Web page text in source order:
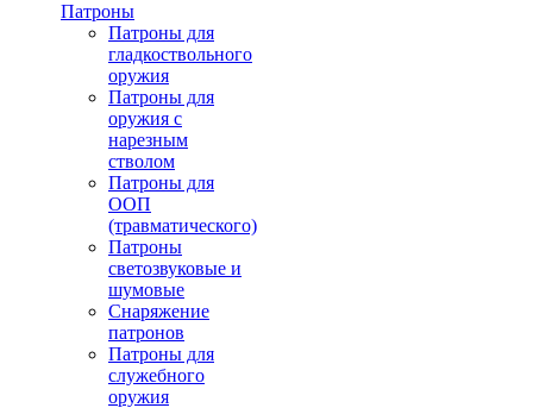
Патроны
Патроны для
гладкоствольного
оружия
Патроны для
оружия с
нарезным
стволом
Патроны для
ООП
(травматического)
Патроны
светозвуковые и
шумовые
Снаряжение
патронов
Патроны для
служебного
оружия